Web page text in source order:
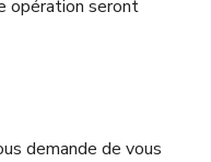
opération seront
demande de vous